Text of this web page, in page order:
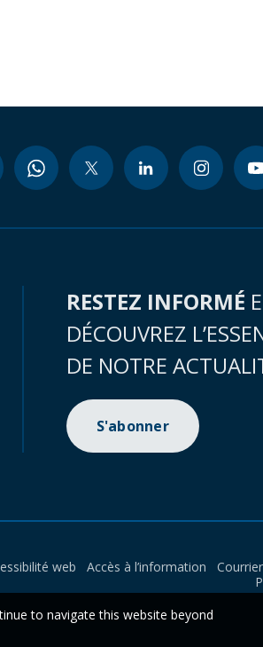
RESTEZ INFORMÉ
DÉCOUVREZ
DE NOTRE
S'abonner
web Accès à l’information
to navigate this website beyond